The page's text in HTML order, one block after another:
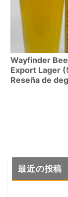
Wayfinder
Export Lager
Reseña de
最近の投稿